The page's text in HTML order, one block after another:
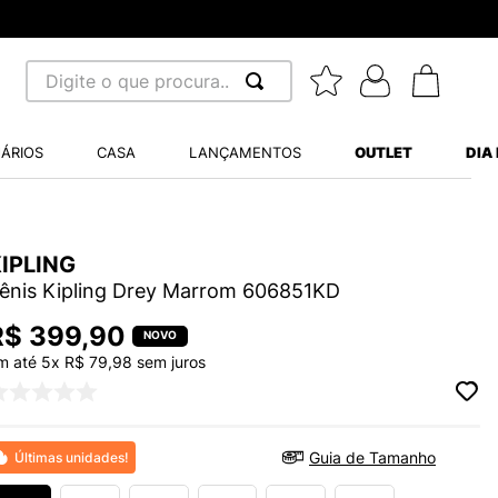
Digite o que procura...
CASA LANÇAMENTOS OUTLET DIA
Kipling Drey Marrom 606851KD
399,90
até 5x R$ 79,98 sem juros
Últimas unidades! Guia de Tamanho
BALANCE 530
WHITE